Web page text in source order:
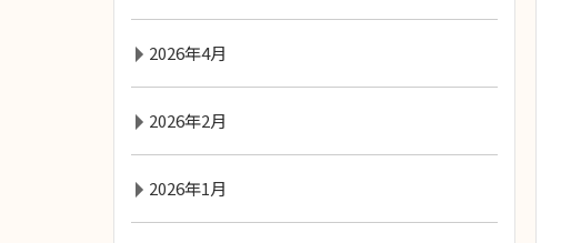
2026年4月
2026年2月
2026年1月